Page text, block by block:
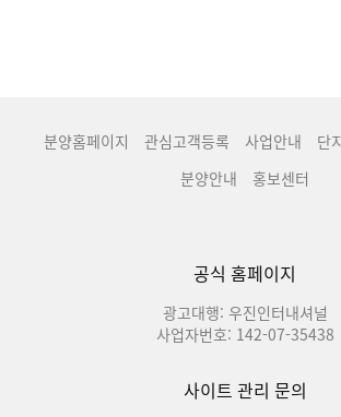
분양홈페이지 관심고객등록 사업안내 단
분양안내
홍보센터
공식 홈페이지
광고대행: 우진인터내셔널
사업자번호: 142-07-35438
사이트 관리 문의